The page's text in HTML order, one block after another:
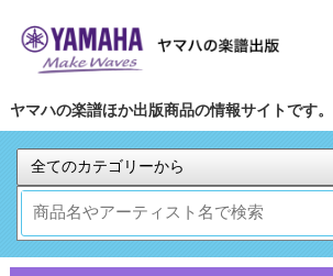
ヤマハの楽譜ほか出版商品の情報サイトです。